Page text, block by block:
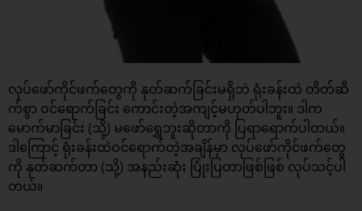
လုပ်ဖော်ကိုင်ဖက်တွေကို နုတ်ဆက်ခြင်းမရှိဘဲ ရုံးခန်းထဲ တိတ်ဆိ
က်စွာ ဝင်ရောက်ခြင်း ကောင်းတဲ့အကျင့်မဟုတ်ပါဘူး။ ဒါက
မောက်မာခြင်း (သို့) မဖော်ရွှေဘူးဆိုတာကို ပြရာရောက်ပါတယ်။
ဒါကြောင့် ရုံးခန်းထဲဝင်ရောက်တဲ့အချိန်မှာ လုပ်ဖော်ကိုင်ဖက်တွေ
ကို နုတ်ဆက်တာ (သို့) အနည်းဆုံး ပြုံးပြတာဖြစ်ဖြစ် လုပ်သင့်ပါ
တယ်။